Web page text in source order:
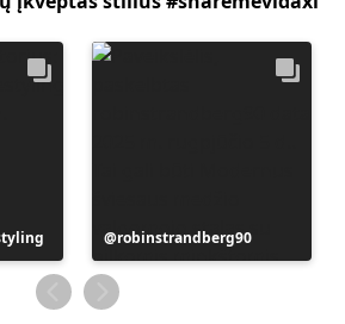
Įrašą
paskelbė
robinstrandberg90